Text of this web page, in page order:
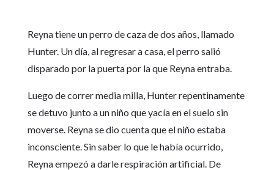
Reyna tiene un perro de caza de dos años, llamado
Hunter. Un día, al regresar a casa, el perro salió
disparado por la puerta por la que Reyna entraba.
Luego de correr media milla, Hunter repentinamente
se detuvo junto a un niño que yacía en el suelo sin
moverse. Reyna se dio cuenta que el niño estaba
inconsciente. Sin saber lo que le había ocurrido,
Reyna empezó a darle respiración artificial. De